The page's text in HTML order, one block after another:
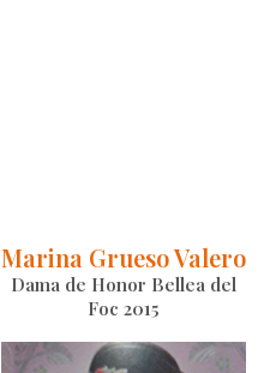
Marina Grueso Valero
Dama de Honor Bellea del
Foc 2015